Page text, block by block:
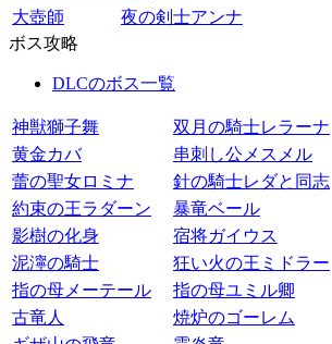
大壺師
夜の剣士アンナ
ボス攻略
DLCのボス一覧
神獣獅子舞
双月の騎士レラーナ
黄金カバ
串刺し公メスメル
蕾の聖女ロミナ
針の騎士レダと同志
約束の王ラダーン
暴竜ベール
影樹の化身
宿将ガイウス
泥濘の騎士
狂い火の王ミドラー
指の母メーテール
指の母ユミル卿
古竜人
焼炉のゴーレム